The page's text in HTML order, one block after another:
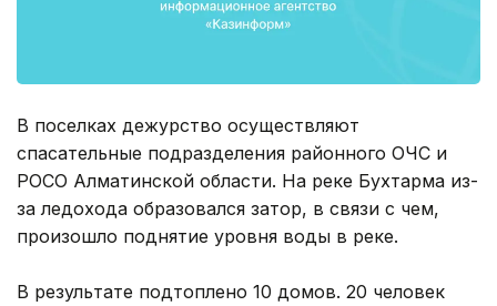
В поселках дежурство осуществляют
спасательные подразделения районного ОЧС и
РОСО Алматинской области. На реке Бухтарма из-
за ледохода образовался затор, в связи с чем,
произошло поднятие уровня воды в реке.
В результате подтоплено 10 домов. 20 человек